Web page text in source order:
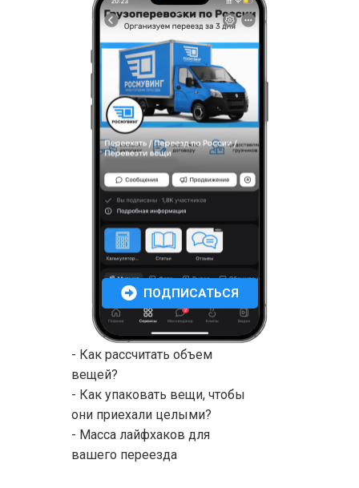
- Как рассчитать объем
вещей?
- Как упаковать вещи, чтобы
они приехали целыми?
- Масса лайфхаков для
вашего переезда
ПОДПИСАТЬСЯ